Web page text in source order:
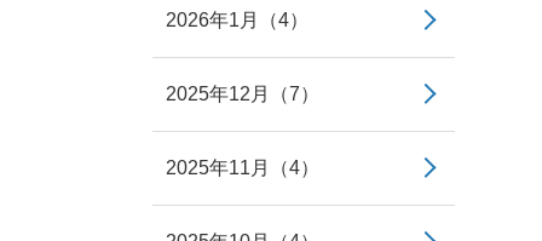
2026年1月（4）
2025年12月（7）
2025年11月（4）